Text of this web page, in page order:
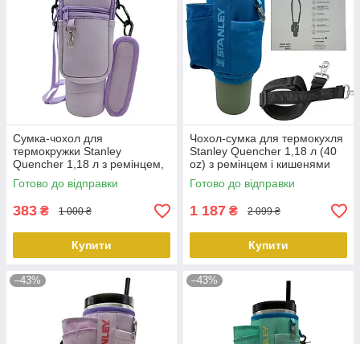
Сумка-чохол для
термокружки Stanley
Quencher 1,18 л з ремінцем,
захисний кейс для кухля,
лавандового кольору
Готово до відправки
383 ₴ 1 000 ₴
Купити
Чохол-сумка для термокухля
Stanley Quencher 1,18 л (40
oz) з ремінцем і кишенями
KT7001809 синього кольору
PeremogaUA
Готово до відправки
1 187 ₴ 2 099 ₴
Купити
–43% –43%